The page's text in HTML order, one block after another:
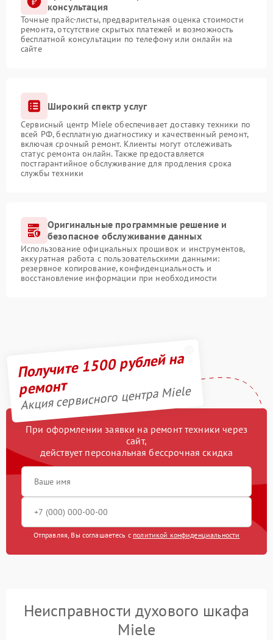
консультация
Точные прайс-листы, предварительная оценка стоимости
ремонта, отсутствие скрытых платежей и возможность
бесплатной консультации по телефону или онлайн на
сайте
Широкий спектр услуг
Сервисный центр Miele обеспечивает доставку техники по
всей РФ, бесплатную диагностику и качественный ремонт,
включая срочный ремонт. Клиенты могут отслеживать
статус ремонта онлайн. Также предоставляется
постгарантийное обслуживание для продления срока
службы техники
Оригинальные программные решение и
безопасное обслуживание данных
Использование официальных прошивок и инструментов,
аккуратная работа с пользовательскими данными:
резервное копирование, конфиденциальность и
восстановление информации при необходимости
Получите 1500 рублей на
ремонт
Акция сервисного центра Miele
При оформлении заявки на ремонт техники через
сайт,
действует персональная бессрочная скидка
Отправляя, Вы соглашаетесь с политикой конфиденциальности
Неисправности духового шкафа
Miele